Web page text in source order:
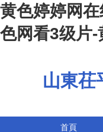
黄色婷婷网
色网看3级片
山東茌
首頁